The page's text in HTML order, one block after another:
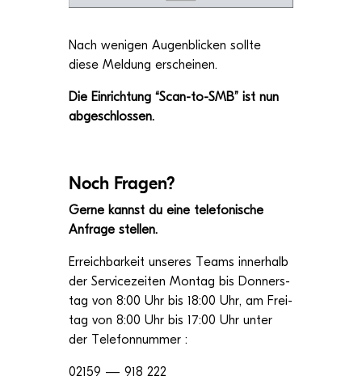
Nach weni­gen Augen­bli­cken sollte
diese Mel­dung erscheinen.
Die Ein­rich­tung “Scan-to-SMB” ist nun
abgeschlossen.
Noch Fra­gen?
Gerne kannst du eine tele­fo­ni­sche
Anfrage stellen.
Erreich­bar­keit unse­res Teams inner­halb
der Ser­vice­zei­ten Mon­tag bis Don­ners­
tag von 8:00 Uhr bis 18:00 Uhr, am Frei­
tag von 8:00 Uhr bis 17:00 Uhr unter
der Telefonnummer :
02159 — 918 222